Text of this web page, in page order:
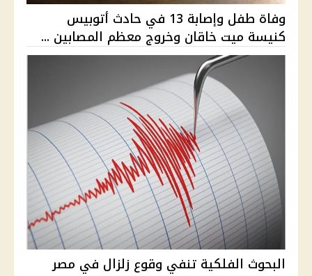
وفاة طفل وإصابة 13 في حادث أتوبيس
كنيسة ميت خاقان وخروج معظم المصابين ...
البحوث الفلكية تنفي وقوع زلزال في مصر